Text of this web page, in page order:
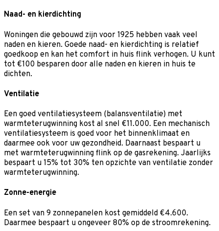
Naad- en kierdichting
Woningen die gebouwd zijn voor 1925 hebben vaak veel
naden en kieren. Goede naad- en kierdichting is relatief
goedkoop en kan het comfort in huis flink verhogen. U kunt
tot €100 besparen door alle naden en kieren in huis te
dichten.
Ventilatie
Een goed ventilatiesysteem (balansventilatie) met
warmteterugwinning kost al snel €11.000. Een mechanisch
ventilatiesysteem is goed voor het binnenklimaat en
daarmee ook voor uw gezondheid. Daarnaast bespaart u
met warmteterugwinning flink op de gasrekening. Jaarlijks
bespaart u 15% tot 30% ten opzichte van ventilatie zonder
warmteterugwinning.
Zonne-energie
Een set van 9 zonnepanelen kost gemiddeld €4.600.
Daarmee bespaart u ongeveer 80% op de stroomrekening.